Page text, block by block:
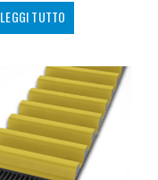
LEGGI TUTTO